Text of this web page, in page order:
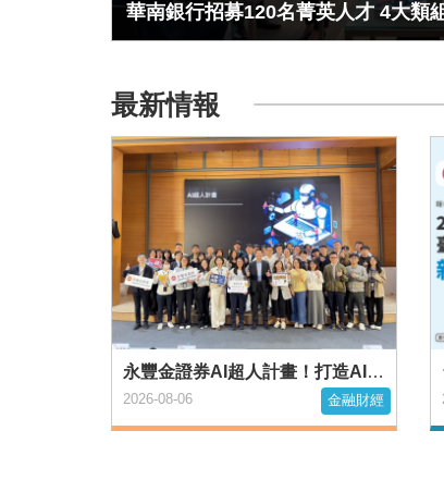
華南銀行招募120名菁英人才 4大類
最新情報
永豐金證券AI超人計畫！打造AI種子部隊
2026-08-06 金融財經